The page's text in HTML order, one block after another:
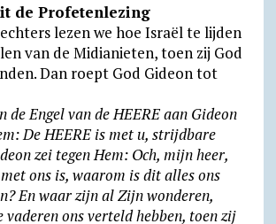
de Profetenlezing
lezen we hoe Israël te lijden
van de Midianieten, toen zij God
Dan roept God Gideon tot
de Engel van de HEERE aan Gideon
De HEERE is met u, strijdbare
zei tegen Hem: Och, mijn heer,
ons is, waarom is dit alles ons
En waar zijn al Zijn wonderen,
vaderen ons verteld hebben, toen zij